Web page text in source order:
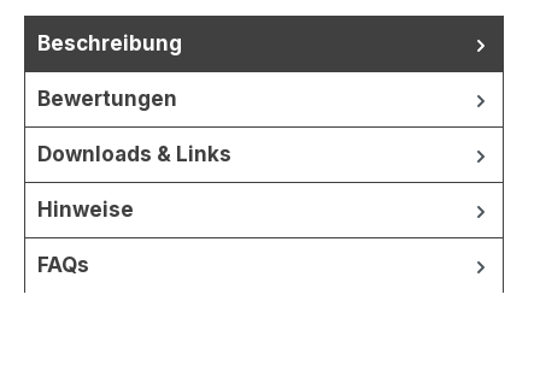
Beschreibung
Bewertungen
Downloads & Links
Hinweise
FAQs